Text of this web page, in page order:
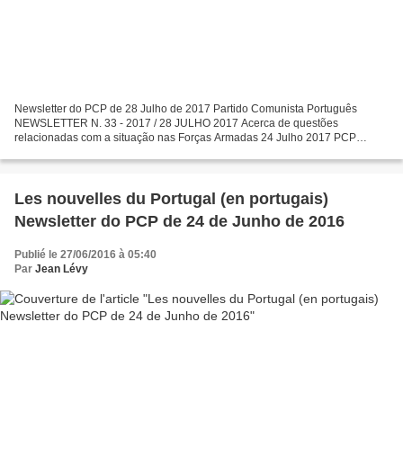
Newsletter do PCP de 28 Julho de 2017 Partido Comunista Português
NEWSLETTER N. 33 - 2017 / 28 JULHO 2017 Acerca de questões
relacionadas com a situação nas Forças Armadas 24 Julho 2017 PCP
Les nouvelles du Portugal (en portugais)
Newsletter do PCP de 24 de Junho de 2016
Publié le 27/06/2016 à 05:40
Par Jean Lévy